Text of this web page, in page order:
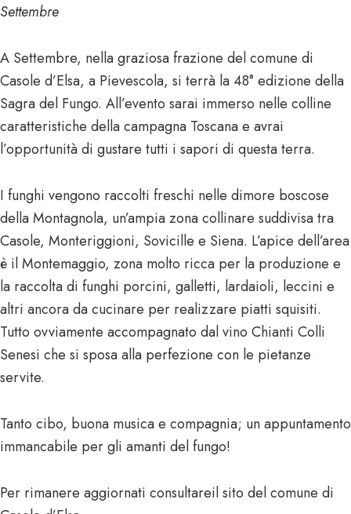
Settembre
A Settembre, nella graziosa frazione del comune di
Casole d’Elsa, a Pievescola, si terrà la 48° edizione della
Sagra del Fungo. All’evento sarai immerso nelle colline
caratteristiche della campagna Toscana e avrai
l’opportunità di gustare tutti i sapori di questa terra.
I funghi vengono raccolti freschi nelle dimore boscose
della Montagnola, un’ampia zona collinare suddivisa tra
Casole, Monteriggioni, Sovicille e Siena. L’apice dell’area
è il Montemaggio, zona molto ricca per la produzione e
la raccolta di funghi porcini, galletti, lardaioli, leccini e
altri ancora da cucinare per realizzare piatti squisiti.
Tutto ovviamente accompagnato dal vino Chianti Colli
Senesi che si sposa alla perfezione con le pietanze
servite.
Tanto cibo, buona musica e compagnia; un appuntamento
immancabile per gli amanti del fungo!
Per rimanere aggiornati consultareil sito del comune di